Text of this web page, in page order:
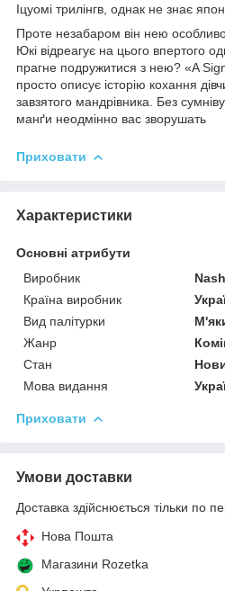
Іцуомі трилінгв, однак не знає
Проте незабаром він нею
Юкі відреагує на цього впертого
прагне подружитися з нею? «A
просто описує історію кохання
завзятого мандрівника. Без
манґи неодмінно вас зворушать
Приховати
Характеристики
Основні атрибути
Виробник
Країна виробник
Вид палітурки
Жанр
Стан
Мова видання
Приховати
Умови доставки
Доставка здійснюється тільки по
Нова Пошта
Магазини Rozetka